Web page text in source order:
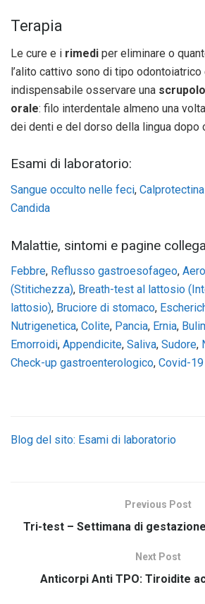
Terapia
Le cure e i rimedi per eliminare o
l’alito cattivo sono di tipo odontoiatrico
indispensabile osservare una
orale: filo interdentale almeno una
dei denti e del dorso della lingua dopo
Esami di laboratorio:
Sangue occulto nelle feci,
Candida
Malattie, sintomi e pagine
Febbre, Reflusso gastroesofageo,
(Stitichezza), Breath-test al lattosio
lattosio), Bruciore di stomaco,
Nutrigenetica, Colite, Pancia, Ernia,
Emorroidi, Appendicite, Saliva, Sudore,
Check-up gastroenterologico, Covid-19
Blog del sito: Esami di laboratorio
Previous Post
Tri-test – Settimana di
Next Post
Anticorpi Anti TPO: Tiroidite